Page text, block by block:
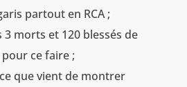
partout en RCA ;
morts et 120 blessés de
ce faire ;
que vient de montrer